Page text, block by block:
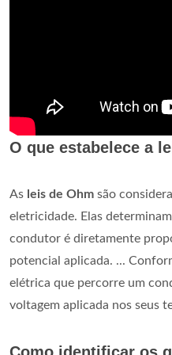
O que estabelece a
As leis de Ohm são
eletricidade. Elas
condutor é diretamente
potencial aplicada. ...
elétrica que percorre um
voltagem aplicada nos seus